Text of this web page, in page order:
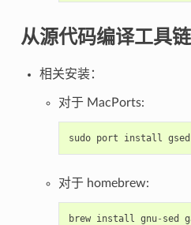
从源代码编译工具链
相关安装：
对于 MacPorts:
sudo port install gsed
对于 homebrew:
brew install gnu- sed